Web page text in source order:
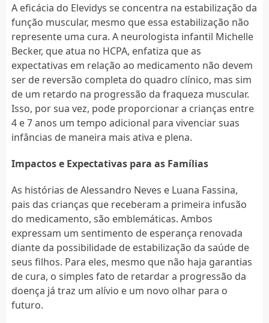
A eficácia do Elevidys se concentra na estabilização da
função muscular, mesmo que essa estabilização não
represente uma cura. A neurologista infantil Michelle
Becker, que atua no HCPA, enfatiza que as
expectativas em relação ao medicamento não devem
ser de reversão completa do quadro clínico, mas sim
de um retardo na progressão da fraqueza muscular.
Isso, por sua vez, pode proporcionar a crianças entre
4 e 7 anos um tempo adicional para vivenciar suas
infâncias de maneira mais ativa e plena.
Impactos e Expectativas para as Famílias
As histórias de Alessandro Neves e Luana Fassina,
pais das crianças que receberam a primeira infusão
do medicamento, são emblemáticas. Ambos
expressam um sentimento de esperança renovada
diante da possibilidade de estabilização da saúde de
seus filhos. Para eles, mesmo que não haja garantias
de cura, o simples fato de retardar a progressão da
doença já traz um alívio e um novo olhar para o
futuro.